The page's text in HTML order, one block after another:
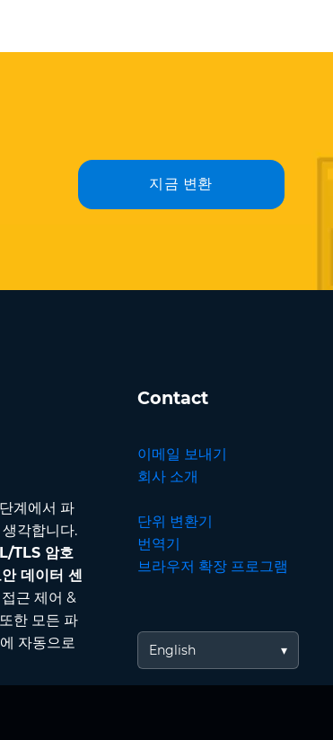
지금 변환
계에서 파
각합니다.
TLS 암호
데이터 센
근 제어 &
한 모든 파
에 자동으로
Contact
이메일 보내기
회사 소개
단위 변환기
번역기
브라우저 확장 프로그램
English